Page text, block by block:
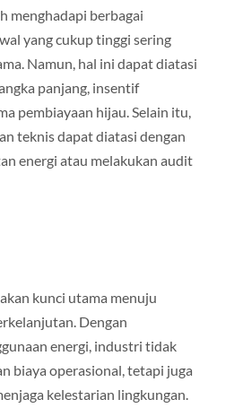
menghadapi berbagai
yang cukup tinggi sering
Namun, hal ini dapat diatasi
panjang, insentif
pembiayaan hijau. Selain itu,
teknis dapat diatasi dengan
energi atau melakukan audit
kunci utama menuju
Dengan
energi, industri tidak
biaya operasional, tetapi juga
kelestarian lingkungan.